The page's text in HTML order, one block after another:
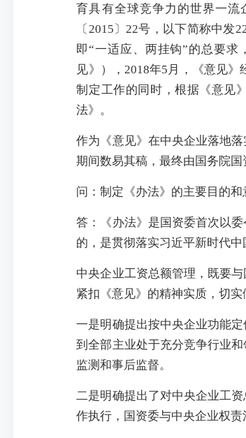
育具有全球竞争力的世界一
〔2015〕22号，以下简称中
即“一适应、两挂钩”的总要
见》），2018年5月，《意见
制定工作的同时，根据《意见
法》。
作为《意见》在中央企业落地
期间数易其稿，最终由国务院
问：制定《办法》的主要目的和
答：《办法》是国资委首次以
的，是贯彻落实习近平新时代
中央企业工资总额管理，既要
紧扣《意见》的精神实质，切
一是明确提出按中央企业功能
到全部主业处于充分竞争行业
监测和事后监督。
二是明确提出了对中央企业工
作执行，国资委与中央企业权责